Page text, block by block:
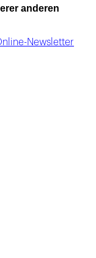
anderen
Newsletter